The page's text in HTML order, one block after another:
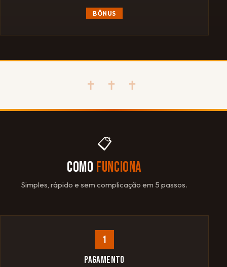
BÔNUS
✝ ✝ ✝
📋
COMO FUNCIONA
Simples, rápido e sem complicação em 5 passos.
1
PAGAMENTO